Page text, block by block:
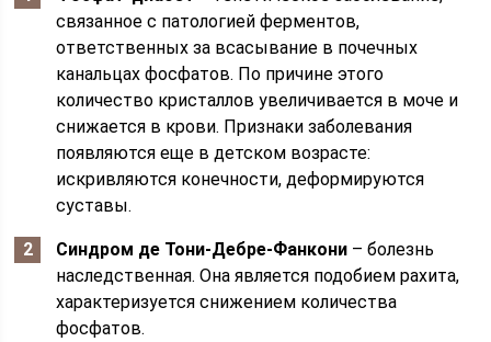
связанное с патологией ферментов,
ответственных за всасывание в почечных
канальцах фосфатов. По причине этого
количество кристаллов увеличивается в моче и
снижается в крови. Признаки заболевания
появляются еще в детском возрасте:
искривляются конечности, деформируются
суставы.
Синдром де Тони-Дебре-Фанкони – болезнь
наследственная. Она является подобием рахита,
характеризуется снижением количества
фосфатов.